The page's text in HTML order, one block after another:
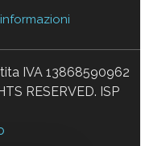
IVA 13868590962
RESERVED. ISP